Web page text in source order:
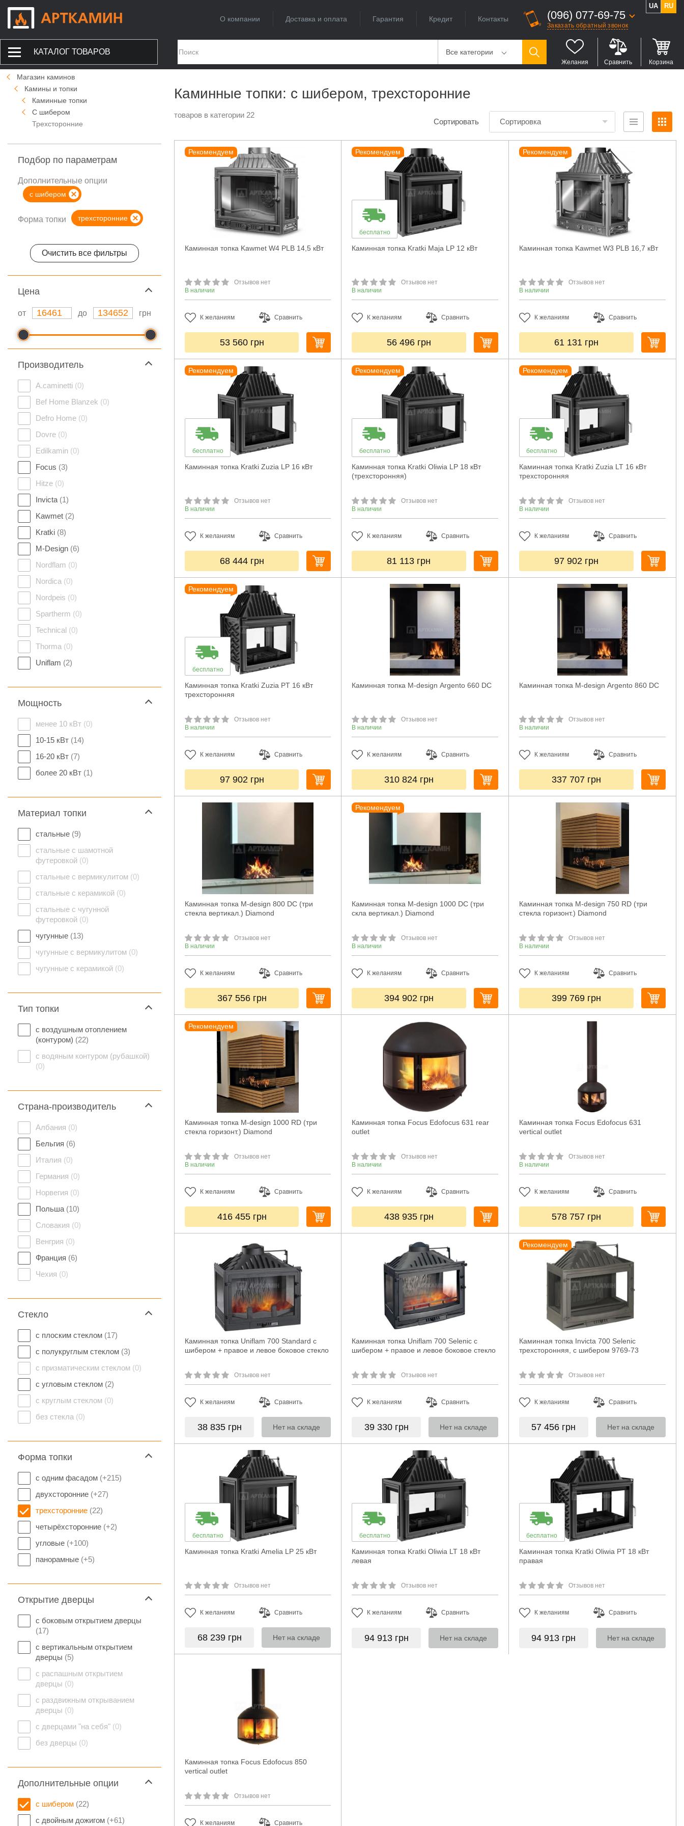
О компании Доставка и оплата Гарантия Кредит Контакты (096) 077-69-75
Заказать обратный звонок
UA RU
КАТАЛОГ ТОВАРОВ Все категории
Желания Сравнить Корзина
Магазин каминов
Камины и топки
Каминные топки
С шибером
Трехсторонние
Подбор по параметрам
Дополнительные опции
с шибером
Форма топки трехсторонние
Очистить все фильтры
Цeна
от до грн
Производитель
A.caminetti (0)
Bef Home Blanzek (0)
Defro Home (0)
Dovre (0)
Edilkamin (0)
Focus (3)
Hitze (0)
Invicta (1)
Kawmet (2)
Kratki (8)
M-Design (6)
Nordflam (0)
Nordica (0)
Nordpeis (0)
Spartherm (0)
Technical (0)
Thorma (0)
Uniflam (2)
Мощность
менее 10 кВт (0)
10-15 кВт (14)
16-20 кВт (7)
более 20 кВт (1)
Материал топки
стальные (9)
стальные с шамотной
футеровкой (0)
стальные с вермикулитом (0)
стальные с керамикой (0)
стальные с чугунной
футеровкой (0)
чугунные (13)
чугунные с вермикулитом (0)
чугунные с керамикой (0)
Тип топки
с воздушным отоплением
(контуром) (22)
с водяным контуром (рубашкой)
(0)
Страна-производитель
Албания (0)
Бельгия (6)
Италия (0)
Германия (0)
Норвегия (0)
Польша (10)
Словакия (0)
Венгрия (0)
Франция (6)
Чехия (0)
Стекло
с плоским стеклом (17)
с полукруглым стеклом (3)
с призматическим стеклом (0)
с угловым стеклом (2)
с круглым стеклом (0)
без стекла (0)
Форма топки
с одним фасадом (+215)
двухсторонние (+27)
трехсторонние (22)
четырёхсторонние (+2)
угловые (+100)
панорамные (+5)
Открытие дверцы
с боковым открытием дверцы
(17)
с вертикальным открытием
дверцы (5)
с распашным открытием
дверцы (0)
с раздвижным открыванием
дверцы (0)
с дверцами "на себя" (0)
без дверцы (0)
Дополнительные опции
с шибером (22)
с двойным дожигом (+61)
Каминные топки: с шибером, трехсторонние
товаров в категории 22
Сортировать Сортировка
Рекомендуем
Каминная топка Kawmet W4 PLB 14,5 кВт
Отзывов нет
В наличии
К желаниям Сравнить
53 560 грн
Рекомендуем
бесплатно
Каминная топка Kratki Maja LP 12 кВт
Отзывов нет
В наличии
К желаниям Сравнить
56 496 грн
Рекомендуем
Каминная топка Kawmet W3 PLB 16,7 кВт
Отзывов нет
В наличии
К желаниям Сравнить
61 131 грн
Рекомендуем
бесплатно
Каминная топка Kratki Zuzia LP 16 кВт
Отзывов нет
В наличии
К желаниям Сравнить
68 444 грн
Рекомендуем
бесплатно
Каминная топка Kratki Oliwia LP 18 кВт
(трехсторонняя)
Отзывов нет
В наличии
К желаниям Сравнить
81 113 грн
Рекомендуем
бесплатно
Каминная топка Kratki Zuzia LT 16 кВт
трехсторонняя
Отзывов нет
В наличии
К желаниям Сравнить
97 902 грн
Рекомендуем
бесплатно
Каминная топка Kratki Zuzia PT 16 кВт
трехсторонняя
Отзывов нет
В наличии
К желаниям Сравнить
97 902 грн
Каминная топка M-design Argento 660 DC
Отзывов нет
В наличии
К желаниям Сравнить
310 824 грн
Каминная топка M-design Argento 860 DC
Отзывов нет
В наличии
К желаниям Сравнить
337 707 грн
Каминная топка M-design 800 DC (три
стекла вертикал.) Diamond
Отзывов нет
В наличии
К желаниям Сравнить
367 556 грн
Рекомендуем
Каминная топка M-design 1000 DC (три
скла вертикал.) Diamond
Отзывов нет
В наличии
К желаниям Сравнить
394 902 грн
Каминная топка M-design 750 RD (три
стекла горизонт.) Diamond
Отзывов нет
В наличии
К желаниям Сравнить
399 769 грн
Рекомендуем
Каминная топка M-design 1000 RD (три
стекла горизонт.) Diamond
Отзывов нет
В наличии
К желаниям Сравнить
416 455 грн
Каминная топка Focus Edofocus 631 rear
outlet
Отзывов нет
В наличии
К желаниям Сравнить
438 935 грн
Каминная топка Focus Edofocus 631
vertical outlet
Отзывов нет
В наличии
К желаниям Сравнить
578 757 грн
Каминная топка Uniflam 700 Standard с
шибером + правое и левое боковое стекло
Отзывов нет
К желаниям Сравнить
38 835 грн Нет на складе
Каминная топка Uniflam 700 Selenic с
шибером + правое и левое боковое стекло
Отзывов нет
К желаниям Сравнить
39 330 грн Нет на складе
Рекомендуем
Каминная топка Invicta 700 Selenic
трехсторонняя, с шибером 9769-73
Отзывов нет
К желаниям Сравнить
57 456 грн Нет на складе
бесплатно
Каминная топка Kratki Amelia LP 25 кВт
Отзывов нет
К желаниям Сравнить
68 239 грн Нет на складе
бесплатно
Каминная топка Kratki Oliwia LT 18 кВт
левая
Отзывов нет
К желаниям Сравнить
94 913 грн Нет на складе
бесплатно
Каминная топка Kratki Oliwia PT 18 кВт
правая
Отзывов нет
К желаниям Сравнить
94 913 грн Нет на складе
Каминная топка Focus Edofocus 850
vertical outlet
Отзывов нет
К желаниям Сравнить